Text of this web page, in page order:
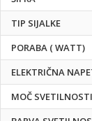
specifikacije
TIP SIJALKE
PORABA ( WATT)
ELEKTRIČNA
MOČ